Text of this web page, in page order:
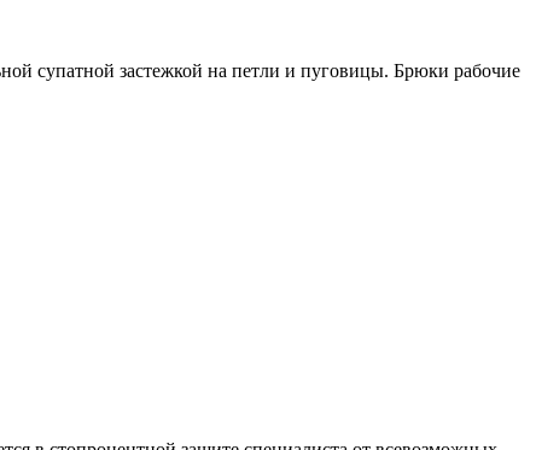
супатной застежкой на петли и пуговицы. Брюки рабочие